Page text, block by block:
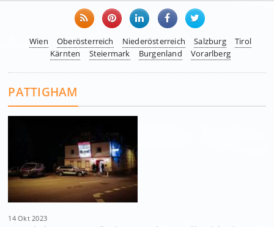
Wien Oberösterreich Niederösterreich Salzburg
Tirol
Kärnten
Steiermark Burgenland Vorarlberg
PATTIGHAM
14 Okt 2023